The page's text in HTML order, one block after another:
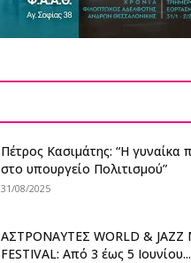
Πέτρος Κασιμάτης: “Η γυναίκα
στο υπουργείο Πολιτισμού”
31/08/2025
ΑΣΤΡΟΝΑΥΤΕΣ WORLD & JAZZ
FESTIVAL: Από 3 έως 5 Ιουνίου...